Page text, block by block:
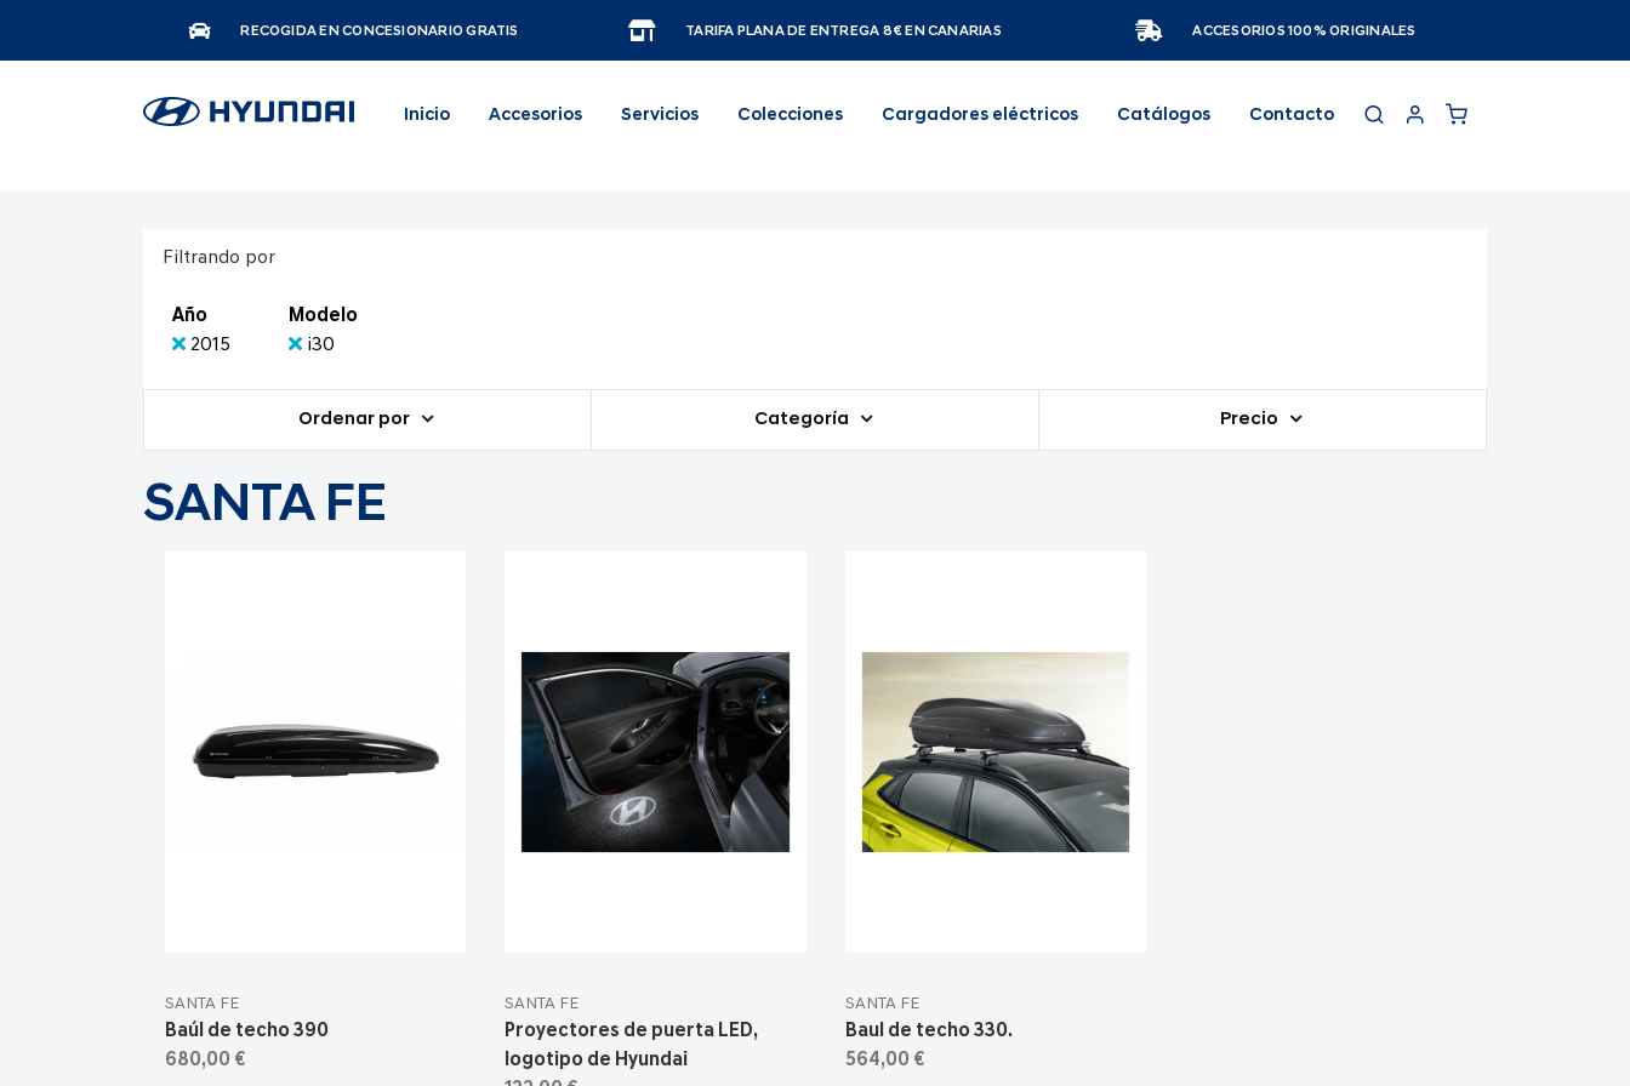
RECOGIDA EN CONCESIONARIO GRATIS TARIFA PLANA DE ENTREGA 8€ EN CANARIAS ACCESORIOS 100% ORIGINALES
Inicio Accesorios Servicios Colecciones Cargadores eléctricos Catálogos Contacto
Filtrando por
Año
2015
Modelo
i30
Ordenar por Categoría Precio
SANTA FE
SANTA FE
Baúl de techo 390
680,00 €
SANTA FE
Proyectores de puerta LED,
logotipo de Hyundai
SANTA FE
Baul de techo 330.
564,00 €